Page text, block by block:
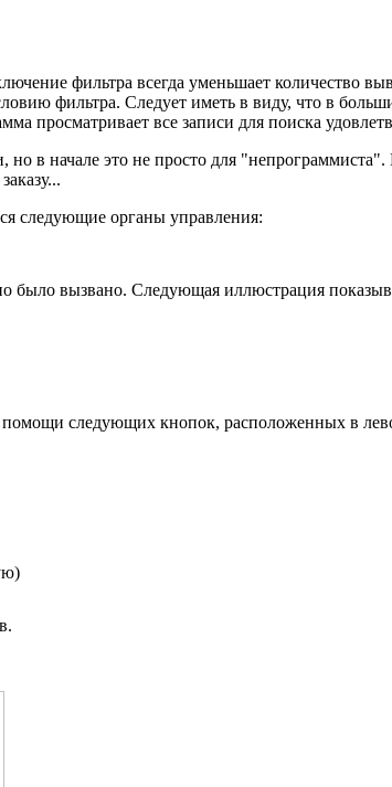
фильтра всегда уменьшает количество
фильтра. Следует иметь в виду, что в
просматривает все записи для поиска
в начале это не просто для
следующие органы управления:
было вызвано. Следующая иллюстрация
следующих кнопок, расположенных в